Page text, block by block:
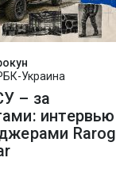
Украина
– за
интервью
Rarog